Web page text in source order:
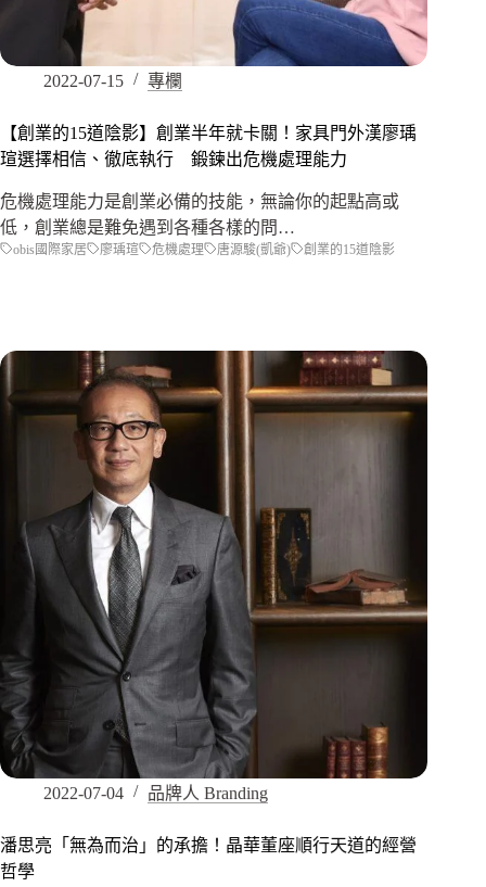
2022-07-15 專欄
【創業的15道陰影】創業半年就卡關！家具門外漢廖瑀
瑄選擇相信、徹底執行 鍛鍊出危機處理能力
危機處理能力是創業必備的技能，無論你的起點高或
低，創業總是難免遇到各種各樣的問…
obis國際家居 廖瑀瑄 危機處理 唐源駿(凱爺) 創業的15道陰影
2022-07-04 品牌人 Branding
潘思亮「無為而治」的承擔！晶華董座順行天道的經營
哲學